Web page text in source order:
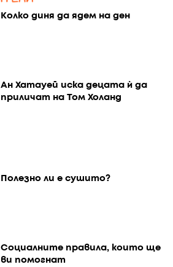
Колко диня да ядем на ден
Ан Хатауей иска децата ѝ да
приличат на Том Холанд
Полезно ли е сушито?
Социалните правила, които ще
ви помогнат